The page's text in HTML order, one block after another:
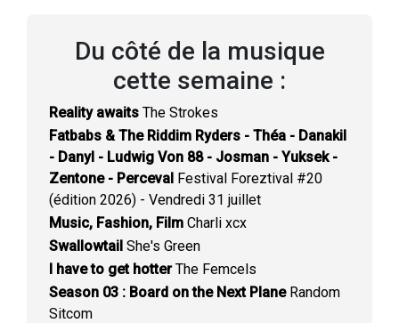
Du côté de la musique
cette semaine :
Reality awaits The Strokes
Fatbabs & The Riddim Ryders - Théa - Danakil
- Danyl - Ludwig Von 88 - Josman - Yuksek -
Zentone - Perceval Festival Foreztival #20
(édition 2026) - Vendredi 31 juillet
Music, Fashion, Film Charli xcx
Swallowtail She's Green
I have to get hotterThe Femcels
Season 03 : Board on the Next PlaneRandom
Sitcom